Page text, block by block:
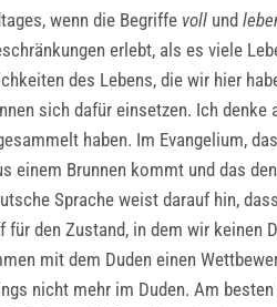
wenn die Begriffe voll und
erlebt, als es viele
des Lebens, die wir hier
sich dafür einsetzen. Ich
haben. Im Evangelium,
einem Brunnen kommt und das
Sprache weist darauf hin,
den Zustand, in dem wir keinen
mit dem Duden einen
nicht mehr im Duden. Am